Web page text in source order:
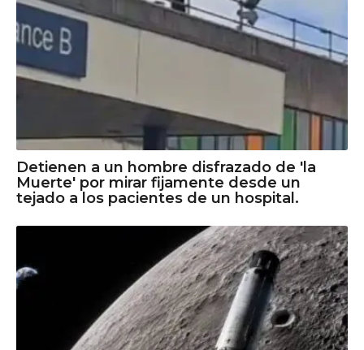
Detienen a un hombre disfrazado de 'la
Muerte' por mirar fijamente desde un
tejado a los pacientes de un hospital.